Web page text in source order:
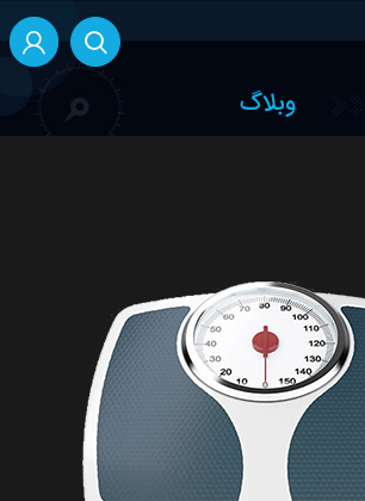
وبلاگ
شما هستیم!
ادامه بخش مورد نظر را انتخاب کنید.